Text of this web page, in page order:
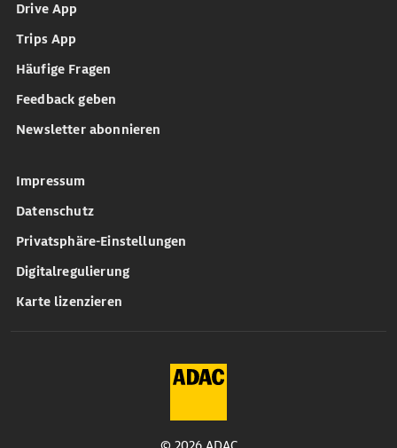
Drive App
Trips App
Häufige Fragen
Feedback geben
Newsletter abonnieren
Impressum
Datenschutz
Privatsphäre-Einstellungen
Digitalregulierung
Karte lizenzieren